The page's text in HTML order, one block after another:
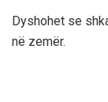
Dyshohet se
në zemër.